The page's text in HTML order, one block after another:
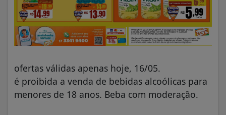
ofertas válidas apenas hoje, 16/05.
é proibida a venda de bebidas alcoólicas para
menores de 18 anos. Beba com moderação.